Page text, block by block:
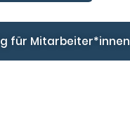
für Mitarbeiter*innen